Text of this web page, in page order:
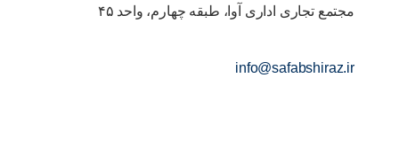
مجتمع تجاری اداری آوا، طبقه چهارم، واحد ۴۵
info@safabshiraz.ir